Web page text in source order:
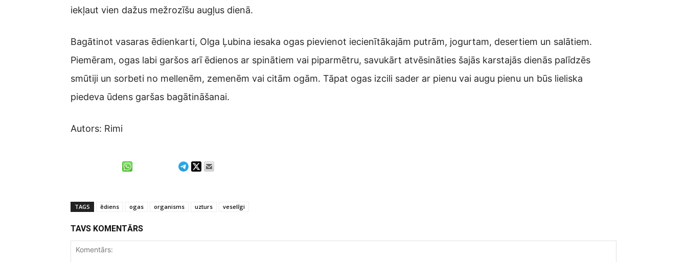
iekļaut vien dažus mežrozīšu augļus dienā.
Bagātinot vasaras ēdienkarti, Olga Ļubina iesaka ogas pievienot iecienītākajām putrām, jogurtam, desertiem un salātiem.
Piemēram, ogas labi garšos arī ēdienos ar spinātiem vai piparmētru, savukārt atvēsināties šajās karstajās dienās palīdzēs
smūtiji un sorbeti no mellenēm, zemenēm vai citām ogām. Tāpat ogas izcili sader ar pienu vai augu pienu un būs lieliska
piedeva ūdens garšas bagātināšanai.
Autors: Rimi
TAGS ēdiens ogas organisms uzturs veselīgi
TAVS KOMENTĀRS